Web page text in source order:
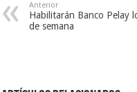
Anterior
Habilitarán Banco Pelay
de semana